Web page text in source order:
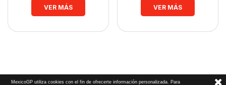
VER MÁS VER MÁS
MexicoGP utiliza cookies con el fin de ofrecerte información personalizada. Para